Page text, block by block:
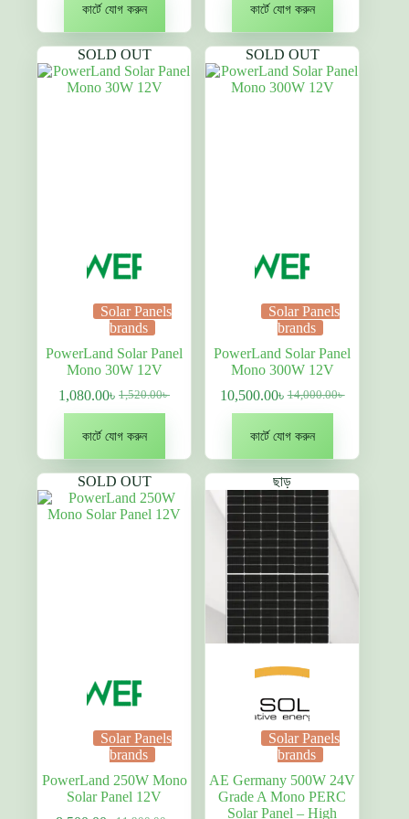
was:
1,200.00৳ .
কার্টে যোগ করুন
was:
3,060.00৳ .
কার্টে যোগ করুন
SOLD OUT
Solar Panels
brands
PowerLand Solar Panel
Mono 30W 12V
1,520.00৳
Original
price
was:
1,080.00৳বর্তমান
দাম:
1,080.00৳ .
কার্টে যোগ করুন
SOLD OUT
Solar Panels
brands
PowerLand Solar Panel
Mono 300W 12V
14,000.00৳
Original
price
was:
10,500.00৳বর্তমান
দাম:
10,500.00৳ .
কার্টে যোগ করুন
SOLD OUT
Solar Panels
brands
PowerLand 250W Mono
Solar Panel 12V
ছাড়
Solar Panels
brands
AE Germany 500W 24V
Grade A Mono PERC
Solar Panel – High